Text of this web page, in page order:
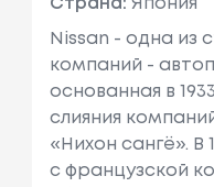
Страна: Япония
Nissan - одна из
компаний -
основанная в
слияния
«Нихон сангё». В
с французcкой